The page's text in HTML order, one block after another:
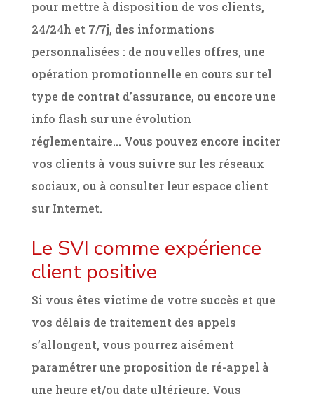
pour mettre à disposition de vos clients,
24/24h et 7/7j, des informations
personnalisées : de nouvelles offres, une
opération promotionnelle en cours sur tel
type de contrat d’assurance, ou encore une
info flash sur une évolution
réglementaire… Vous pouvez encore inciter
vos clients à vous suivre sur les réseaux
sociaux, ou à consulter leur espace client
sur Internet.
Le SVI comme expérience
client positive
Si vous êtes victime de votre succès et que
vos délais de traitement des appels
s’allongent, vous pourrez aisément
paramétrer une proposition de ré-appel à
une heure et/ou date ultérieure. Vous